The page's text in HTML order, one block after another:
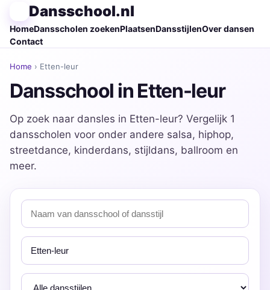
Dansschool.nl
HomeDansscholen zoekenPlaatsenDansstijlenOver dansen
Contact
Home › Etten-leur
Dansschool in Etten-leur
Op zoek naar dansles in Etten-leur? Vergelijk 1
dansscholen voor onder andere salsa, hiphop,
streetdance, kinderdans, stijldans, ballroom en
meer.